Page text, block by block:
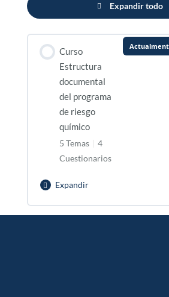
Expandir todo
Lecciones
Curso
Estructura
documental
del programa
de riesgo
químico
5 Temas
4
Cuestionarios
Expandir
Estructura